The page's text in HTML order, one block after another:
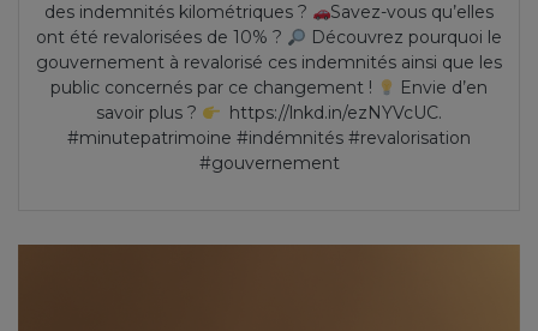
des indemnités kilométriques ?
Savez-vous qu’elles
ont été revalorisées de 10% ?
Découvrez pourquoi le
gouvernement à revalorisé ces indemnités ainsi que les
public concernés par ce changement !
Envie d’en
savoir plus ?
https://lnkd.in/ezNYVcUC.
#minutepatrimoine #indémnités #revalorisation
#gouvernement